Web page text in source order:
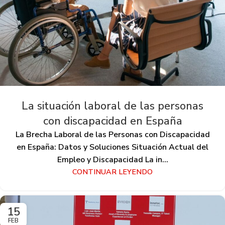
La situación laboral de las personas
con discapacidad en España
La Brecha Laboral de las Personas con Discapacidad
en España: Datos y Soluciones Situación Actual del
Empleo y Discapacidad La in...
CONTINUAR LEYENDO
15
FEB